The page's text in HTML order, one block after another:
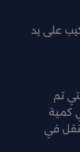
على يد
تم
كمية
في